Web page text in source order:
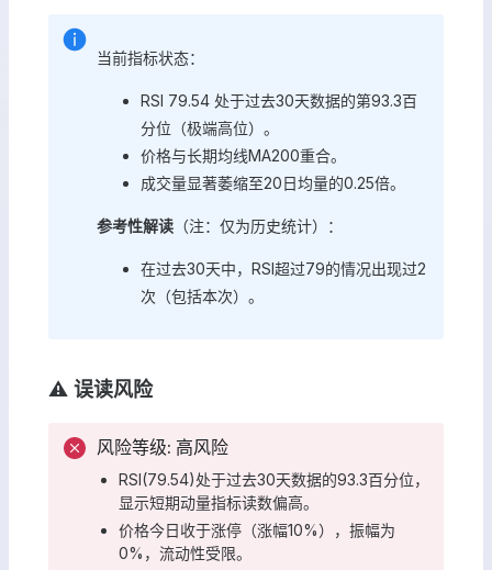
当前指标状态：
RSI 79.54 处于过去30天数据的第93.3百
分位（极端高位）。
价格与长期均线MA200重合。
成交量显著萎缩至20日均量的0.25倍。
参考性解读 （注：仅为历史统计）：
在过去30天中，RSI超过79的情况出现过2
次（包括本次）。
⚠️ 误读风险
风险等级: 高风险
RSI(79.54)处于过去30天数据的93.3百分位，
显示短期动量指标读数偏高。
价格今日收于涨停（涨幅10%），振幅为
0%，流动性受限。